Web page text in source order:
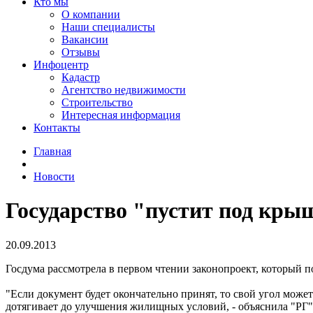
О компании
Наши специалисты
Вакансии
Отзывы
Инфоцентр
Кадастр
Агентство недвижимости
Строительство
Интересная информация
Контакты
Главная
Новости
Государство "пустит под
20.09.2013
Госдума рассмотрела в первом чтении законопроект,
"Если документ будет окончательно принят, то свой угол
дотягивает до улучшения жилищных условий, - объяснила